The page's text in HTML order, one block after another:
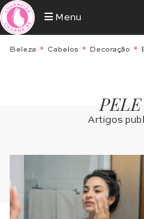
Menu
Beleza Cabelos Decoração
Artigos